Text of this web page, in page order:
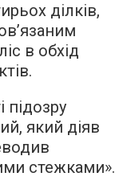
ділків,
в обхід
підозру
який діяв
стежками».